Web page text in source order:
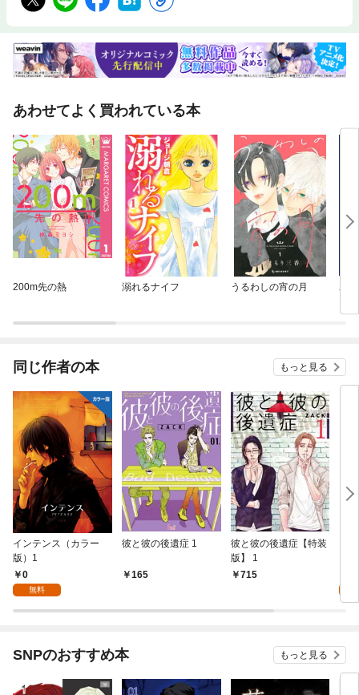
あわせてよく買われている本
200m先の熱 溺れるナイフ うるわしの宵の月
わ
同じ作者の本 もっと見る
インテンス（カラー
版）1
0
無料
彼と彼の後遺症 1
165
彼と彼の後遺症【特装
版】 1
715
SNPのおすすめ本 もっと見る